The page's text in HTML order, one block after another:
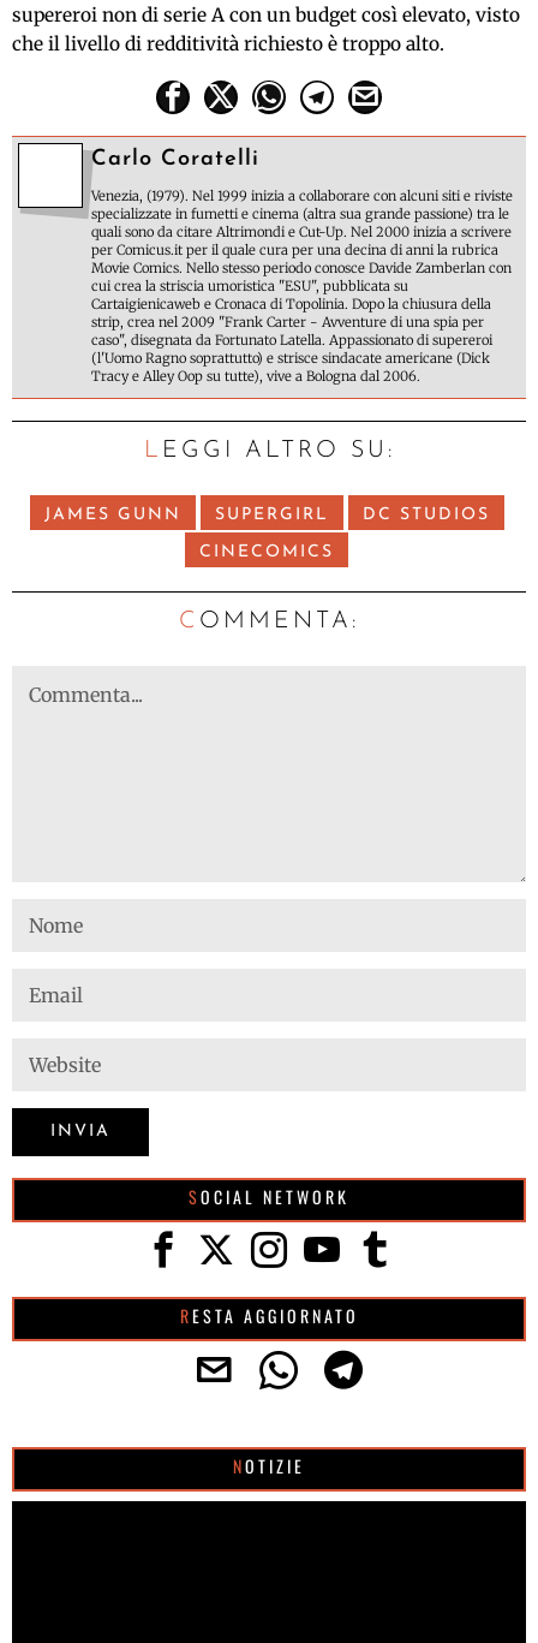
supereroi non di serie A con un budget così elevato, visto
che il livello di redditività richiesto è troppo alto.
Carlo Coratelli
Venezia, (1979). Nel 1999 inizia a collaborare con alcuni siti e riviste
specializzate in fumetti e cinema (altra sua grande passione) tra le
quali sono da citare Altrimondi e Cut-Up. Nel 2000 inizia a scrivere
per Comicus.it per il quale cura per una decina di anni la rubrica
Movie Comics. Nello stesso periodo conosce Davide Zamberlan con
cui crea la striscia umoristica "ESU", pubblicata su
Cartaigienicaweb e Cronaca di Topolinia. Dopo la chiusura della
strip, crea nel 2009 "Frank Carter - Avventure di una spia per
caso", disegnata da Fortunato Latella. Appassionato di supereroi
(l'Uomo Ragno soprattutto) e strisce sindacate americane (Dick
Tracy e Alley Oop su tutte), vive a Bologna dal 2006.
LEGGI ALTRO SU:
JAMES GUNN SUPERGIRL DC STUDIOS
CINECOMICS
C OMMENTA:
SOCIAL NETWORK
RESTA AGGIORNATO
NOTIZIE